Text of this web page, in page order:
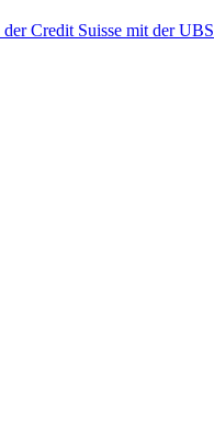
Credit Suisse mit der UBS